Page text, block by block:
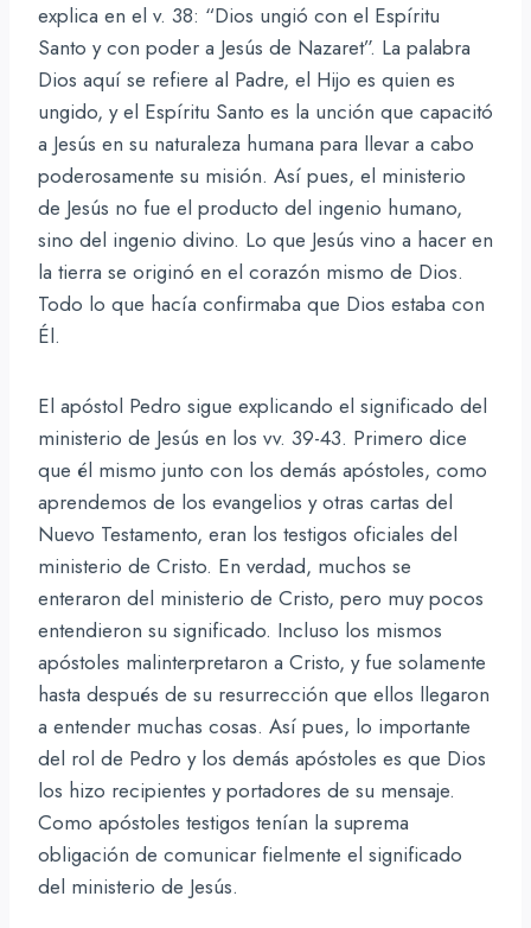
explica en el v. 38: “Dios ungió con el Espíritu
Santo y con poder a Jesús de Nazaret”. La palabra
Dios aquí se refiere al Padre, el Hijo es quien es
ungido, y el Espíritu Santo es la unción que capacitó
a Jesús en su naturaleza humana para llevar a cabo
poderosamente su misión. Así pues, el ministerio
de Jesús no fue el producto del ingenio humano,
sino del ingenio divino. Lo que Jesús vino a hacer en
la tierra se originó en el corazón mismo de Dios.
Todo lo que hacía confirmaba que Dios estaba con
Él.
El apóstol Pedro sigue explicando el significado del
ministerio de Jesús en los vv. 39-43. Primero dice
que él mismo junto con los demás apóstoles, como
aprendemos de los evangelios y otras cartas del
Nuevo Testamento, eran los testigos oficiales del
ministerio de Cristo. En verdad, muchos se
enteraron del ministerio de Cristo, pero muy pocos
entendieron su significado. Incluso los mismos
apóstoles malinterpretaron a Cristo, y fue solamente
hasta después de su resurrección que ellos llegaron
a entender muchas cosas. Así pues, lo importante
del rol de Pedro y los demás apóstoles es que Dios
los hizo recipientes y portadores de su mensaje.
Como apóstoles testigos tenían la suprema
obligación de comunicar fielmente el significado
del ministerio de Jesús.